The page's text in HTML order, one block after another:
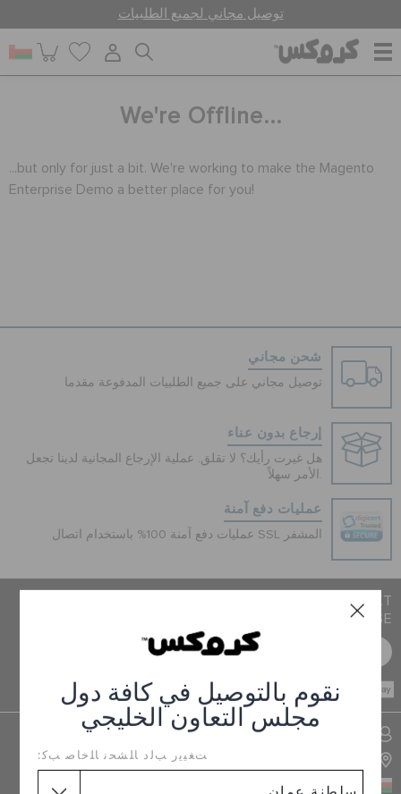
توصيل مجاني لجميع الطلبيات
نقوم بالتوصيل في كافة دول
مجلس التعاون الخليجي
ﺖﻐﻴﻳﺭ ﺐﻟﺩ ﺎﻠﺸﺤﻧ ﺎﻠﺧﺎﺻ ﺐﻛ:
للرجال
كروكس لمكان العمل
تنزيلات
مميز
قائمة الامنيات
حالة الطلبية
الطلبيات المرتجعة
We're Offline...
...but only for just a bit. We're working to make the Magento
Enterprise Demo a better place for you!
شحن مجاني
توصيل مجاني على جميع الطلبيات المدفوعة مقدما
إرجاع بدون عناء
هل غيرت رأيك؟ لا تقلق. عملية الإرجاع المجانية لدينا تجعل
عمليات دفع آمنة
عمليات دفع آمنة 100% باستخدام اتصال SSL المشفر
JOIN CROCS CLUB & GET 15% OFF ON YOUR NEXT
PURCHASE
DELIVERY
تسجيل الدخول الى حسابي
سلطنة عمان